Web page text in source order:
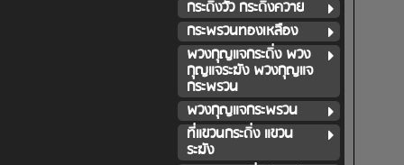
กระดิ่งวัว กระดิ่งควาย
กระพรวนทองเหลือง
พวงกุญแจกระดิ่ง พวง
กุญแจระฆัง พวงกุญแจ
กระพรวน
พวงกุญแจกระพรวน
ที่แขวนกระดิ่ง แขวน
ระฆัง